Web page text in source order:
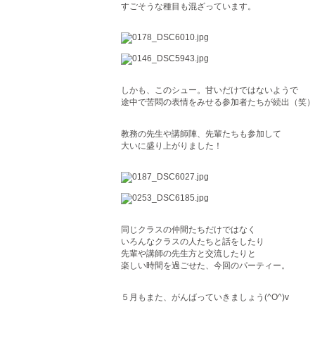
すごそうな種目も混ざっています。
しかも、このシュー。甘いだけではないようで
途中で苦悶の表情をみせる参加者たちが続出（笑）
教務の先生や講師陣、先輩たちも参加して
大いに盛り上がりました！
同じクラスの仲間たちだけではなく
いろんなクラスの人たちと話をしたり
先輩や講師の先生方と交流したりと
楽しい時間を過ごせた、今回のパーティー。
５月もまた、がんばっていきましょう(^O^)v